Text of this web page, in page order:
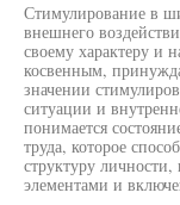
Стимулирование в
внешнего
своему характеру и
косвенным,
значении
ситуации и
понимается
труда, которое
структуру
элементами и